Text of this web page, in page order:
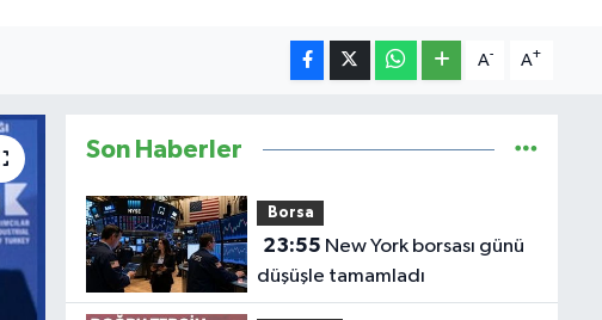
A- A+
Son Haberler
Borsa
23:55
düşüşle tamamladı